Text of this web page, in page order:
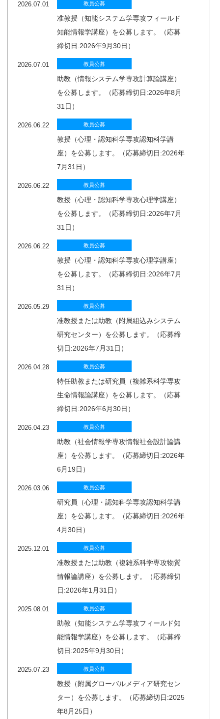
2026.07.01 教員公募
准教授（知能システム学専攻フィールド
知能情報学講座）を公募します。（応募
締切日:2026年9月30日）
2026.07.01 教員公募
助教（情報システム学専攻計算論講座）
を公募します。（応募締切日:2026年8月
31日）
2026.06.22 教員公募
教授（心理・認知科学専攻認知科学講
座）を公募します。（応募締切日:2026年
7月31日）
2026.06.22 教員公募
教授（心理・認知科学専攻心理学講座）
を公募します。（応募締切日:2026年7月
31日）
2026.06.22 教員公募
教授（心理・認知科学専攻心理学講座）
を公募します。（応募締切日:2026年7月
31日）
2026.05.29 教員公募
准教授または助教（附属組込みシステム
研究センター）を公募します。（応募締
切日:2026年7月31日）
2026.04.28 教員公募
特任助教または研究員（複雑系科学専攻
生命情報論講座）を公募します。（応募
締切日:2026年6月30日）
2026.04.23 教員公募
助教（社会情報学専攻情報社会設計論講
座）を公募します。（応募締切日:2026年
6月19日）
2026.03.06 教員公募
研究員（心理・認知科学専攻認知科学講
座）を公募します。（応募締切日:2026年
4月30日）
2025.12.01 教員公募
准教授または助教（複雑系科学専攻物質
情報論講座）を公募します。（応募締切
日:2026年1月31日）
2025.08.01 教員公募
助教（知能システム学専攻フィールド知
能情報学講座）を公募します。（応募締
切日:2025年9月30日）
2025.07.23 教員公募
教授（附属グローバルメディア研究セン
ター）を公募します。（応募締切日:2025
年8月25日）